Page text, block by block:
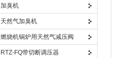
加臭机
天然气加臭机
燃烧机锅炉用天然气减压阀
RTZ-FQ带切断调压器